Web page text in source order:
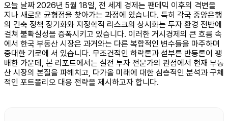
오늘 날짜 2026년 5월 18일, 전 세계 경제는 팬데믹 이후의 격변을
지나 새로운 균형점을 찾아가는 과정에 있습니다. 특히 각국 중앙은행
의 긴축 정책 장기화와 지정학적 리스크의 상시화는 투자 환경 전반에
걸쳐 불확실성을 증폭시키고 있습니다. 이러한 거시경제의 큰 흐름 속
에서 한국 부동산 시장은 과거와는 다른 복합적인 변수들을 마주하며
중대한 기로에 서 있습니다. 무조건적인 하락론과 섣부른 반등론이 팽
배한 가운데, 본 리포트에서는 실전 투자 전문가의 관점에서 현재 부동
산 시장의 본질을 파헤치고, 다가올 미래에 대한 심층적인 분석과 구체
적인 포트폴리오 대응 전략을 제시하고자 합니다.